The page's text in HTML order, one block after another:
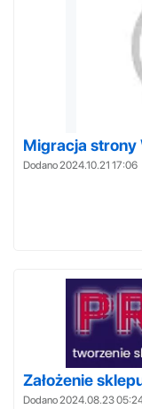
Migracja strony
Dodano 2024.10.21 17:06
Założenie
Dodano 2024.08.23